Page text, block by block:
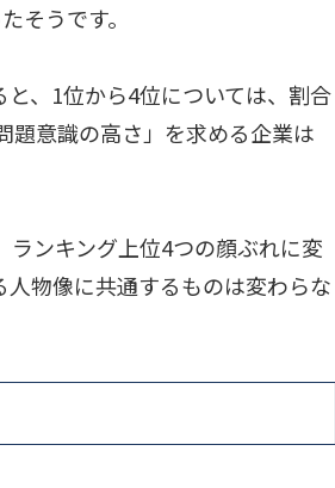
そうです。
、1位から4位については、割合
題意識の高さ」を求める企業は
ンキング上位4つの顔ぶれに変
物像に共通するものは変わらな